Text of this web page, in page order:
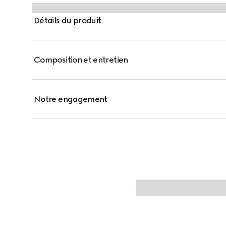
supplémentaire ornée de la bande Web vert et
façons.
Détails du produit
Composition et entretien
Notre engagement